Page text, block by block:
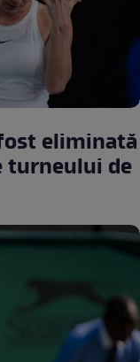
eliminată
turneului de